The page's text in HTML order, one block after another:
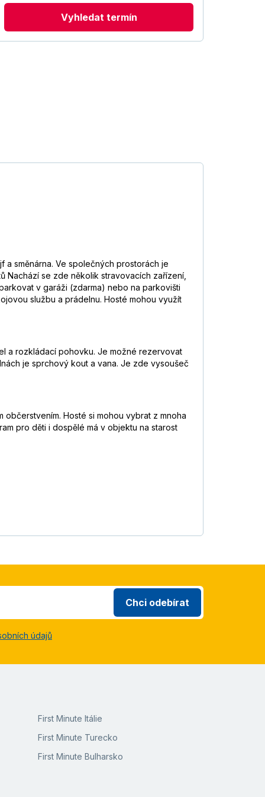
Vyhledat termín
směnárna. Ve společných prostorách je
Nachází se zde několik stravovacích zařízení,
v garáži (zdarma) nebo na parkovišti
službu a prádelnu. Hosté mohou využít
a rozkládací pohovku. Je možné rezervovat
je sprchový kout a vana. Je zde vysoušeč
Hosté si mohou vybrat z mnoha
pro děti i dospělé má v objektu na starost
Chci odebírat
údajů
First Minute Itálie
First Minute Turecko
First Minute Bulharsko